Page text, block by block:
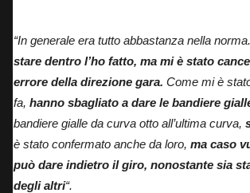
“In generale era tutto abbastanza nella norma.
stare dentro l’ho fatto, ma mi è stato
errore della direzione gara. Come mi è
fa, hanno sbagliato a dare le bandiere
bandiere gialle da curva otto all’ultima curva,
è stato confermato anche da loro, ma caso
può dare indietro il giro, nonostante sia
degli altri“.